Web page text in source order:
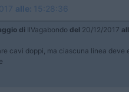
alle: 15:28:36
di IlVagabondo del 20/12/2017
cavi doppi, ma ciascuna linea